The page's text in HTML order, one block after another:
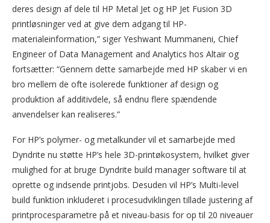
deres design af dele til HP Metal Jet og HP Jet Fusion 3D
printløsninger ved at give dem adgang til HP-
materialeinformation,” siger Yeshwant Mummaneni, Chief
Engineer of Data Management and Analytics hos Altair og
fortsætter: “Gennem dette samarbejde med HP skaber vi en
bro mellem de ofte isolerede funktioner af design og
produktion af additivdele, så endnu flere spændende
anvendelser kan realiseres.”
For HP’s polymer- og metalkunder vil et samarbejde med
Dyndrite nu støtte HP’s hele 3D-printøkosystem, hvilket giver
mulighed for at bruge Dyndrite build manager software til at
oprette og indsende printjobs. Desuden vil HP’s Multi-level
build funktion inkluderet i procesudviklingen tillade justering af
printprocesparametre på et niveau-basis for op til 20 niveauer